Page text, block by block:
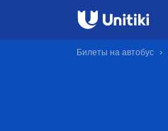
Билеты на автобус